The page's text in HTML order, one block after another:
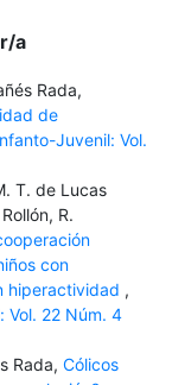
a
Rada,
de
Juvenil: Vol.
T. de Lucas
R.
con
hiperactividad ,
Vol. 22 Núm. 4
Rada, Cólicos